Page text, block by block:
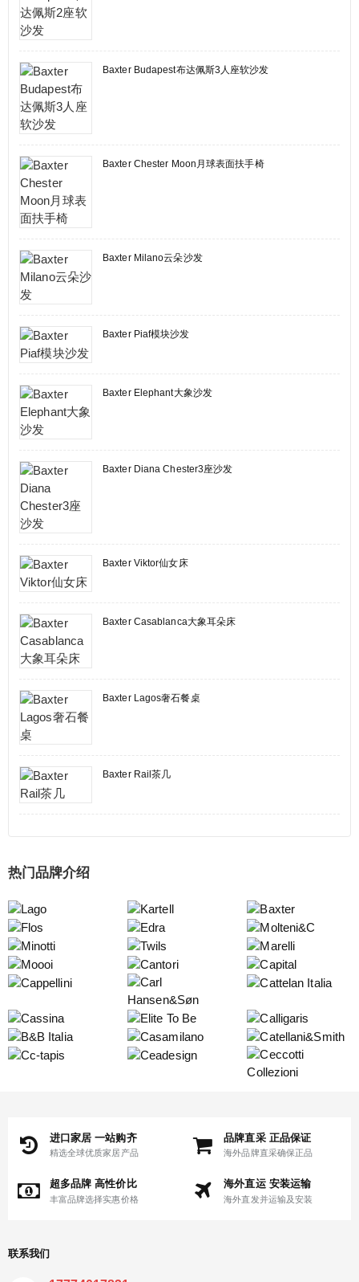
Baxter Budapest布达佩斯3人座软沙发
Baxter Chester Moon月球表面扶手椅
Baxter Milano云朵沙发
Baxter Piaf模块沙发
Baxter Elephant大象沙发
Baxter Diana Chester3座沙发
Baxter Viktor仙女床
Baxter Casablanca大象耳朵床
Baxter Lagos奢石餐桌
Baxter Rail茶几
热门品牌介绍
进口家居 一站购齐
精选全球优质家居产品
品牌直采 正品保证
海外品牌直采确保正品
超多品牌 高性价比
丰富品牌选择实惠价格
海外直运 安装运输
海外直发并运输及安装
联系我们